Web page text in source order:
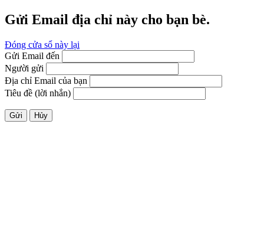
Gửi Email địa chỉ này cho bạn bè.
Đóng cửa sổ này lại
Gửi Email đến
Người gửi
Địa chỉ Email của bạn
Tiêu đề (lời nhắn)
Gửi Hủy